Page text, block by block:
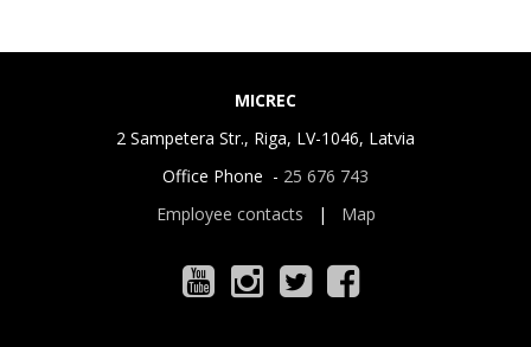
MICREC
2 Sampetera Str., Riga, LV-1046, Latvia
Office Phone - 25 676 743
Employee contacts | Map